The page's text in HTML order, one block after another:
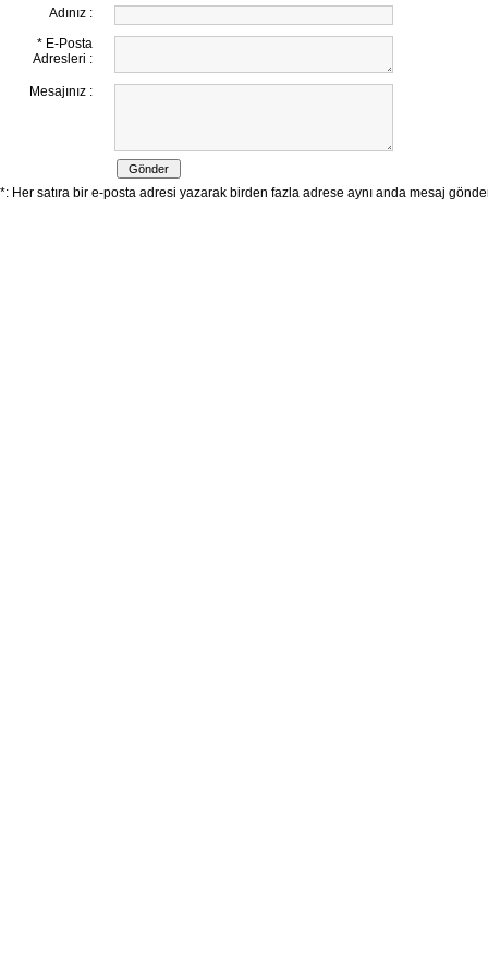
Adınız :
* E-Posta
Adresleri :
Mesajınız :
*: Her satıra bir e-posta adresi yazarak birden fazla adrese aynı anda mesaj